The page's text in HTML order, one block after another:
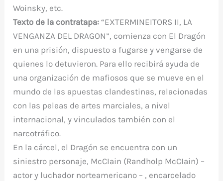
Woinsky, etc.
Texto de la contratapa: “EXTERMINEITORS II, LA
VENGANZA DEL DRAGON”, comienza con El Dragón
en una prisión, dispuesto a fugarse y vengarse de
quienes lo detuvieron. Para ello recibirá ayuda de
una organización de mafiosos que se mueve en el
mundo de las apuestas clandestinas, relacionadas
con las peleas de artes marciales, a nivel
internacional, y vinculados también con el
narcotráfico.
En la cárcel, el Dragón se encuentra con un
siniestro personaje, McCIain (Randholp McCIain) –
actor y luchador norteamericano – , encarcelado